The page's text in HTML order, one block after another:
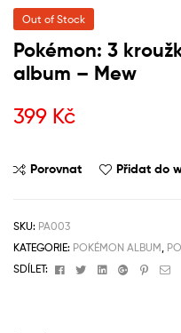
Out of Stock
Pokémon: 3
album – Mew
399 Kč
Porovnat Přidat do
SKU: PA003
KATEGORIE: POKÉMON ALBUM
SDÍLET:
FacebookTwitterLinkedinGoogle+